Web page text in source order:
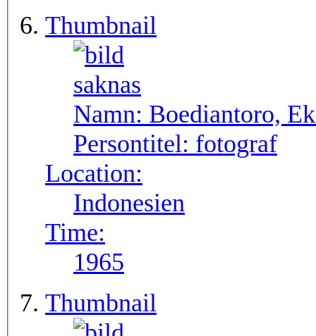
Thumbnail
Namn: Boediantoro,
Persontitel: fotograf
Location:
Indonesien
Time:
1965
Thumbnail